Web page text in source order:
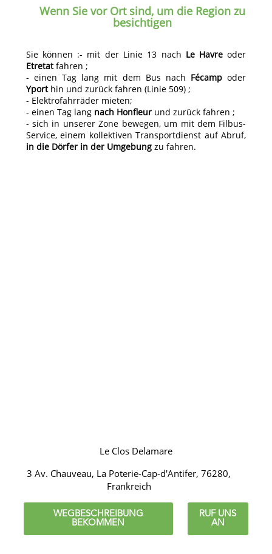
Wenn Sie vor Ort sind, um die Region zu
besichtigen
Sie können :- mit der Linie 13 nach Le Havre oder
Etretatfahren ;
- einen Tag lang mit dem Bus nach Fécampoder
Yporthin und zurück fahren (Linie 509) ;
- Elektrofahrräder mieten;
- einen Tag lang nach Honfleurund zurück fahren ;
- sich in unserer Zone bewegen, um mit dem Filbus-
Service, einem kollektiven Transportdienst auf Abruf,
in die Dörfer in der Umgebungzu fahren.
Le Clos Delamare
3 Av. Chauveau, La Poterie-Cap-d'Antifer, 76280,
Frankreich
WEGBESCHREIBUNG
BEKOMMEN
RUF UNS
AN